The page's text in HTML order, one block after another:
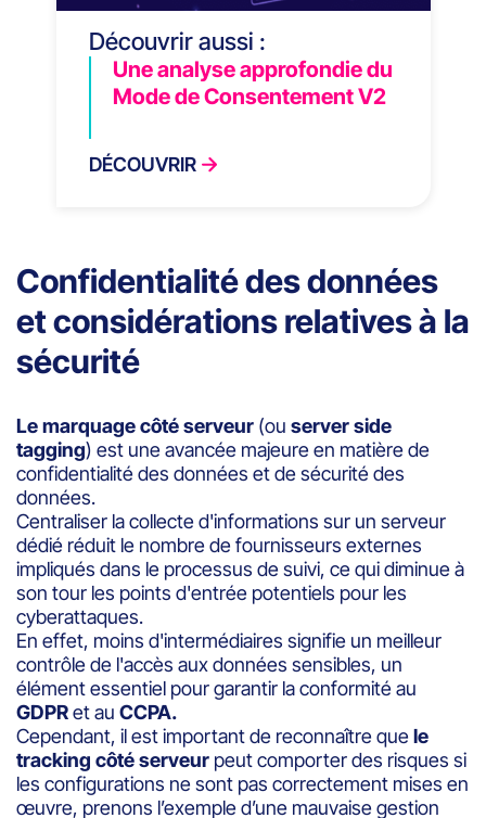
Découvrir aussi :
Une analyse approfondie du
Mode de Consentement V2
DÉCOUVRIR
Confidentialité des données
et considérations relatives à la
sécurité
Le marquage côté serveur (ou server side
tagging) est une avancée majeure en matière de
confidentialité des données et de sécurité des
données.
Centraliser la collecte d'informations sur un serveur
dédié réduit le nombre de fournisseurs externes
impliqués dans le processus de suivi, ce qui diminue à
son tour les points d'entrée potentiels pour les
cyberattaques.
En effet, moins d'intermédiaires signifie un meilleur
contrôle de l'accès aux données sensibles, un
élément essentiel pour garantir la conformité au
GDPRet au CCPA.
Cependant, il est important de reconnaître quele
tracking côté serveur peut comporter des risques si
les configurations ne sont pas correctement mises en
œuvre, prenons l’exemple d’une mauvaise gestion